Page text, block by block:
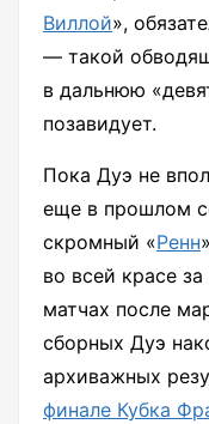
Виллой»,
— такой
в дальнюю
позавидует.
Пока Дуэ не
еще в прошлом
скромный «Ренн
во всей красе
матчах после
сборных Дуэ
архиважных
финале Кубка